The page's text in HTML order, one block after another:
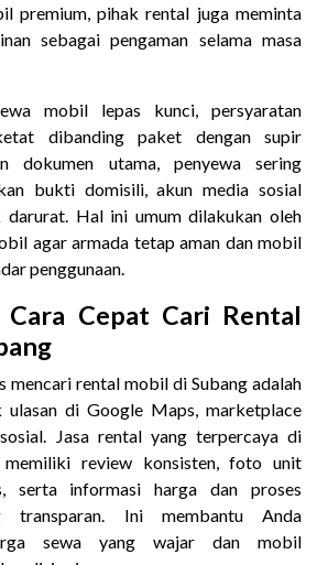
premium, pihak rental juga meminta
sebagai pengaman selama masa
mobil lepas kunci, persyaratan
dibanding paket dengan supir
dokumen utama, penyewa sering
bukti domisili, akun media sosial
Hal ini umum dilakukan oleh
agar armada tetap aman dan mobil
penggunaan.
Cara Cepat Cari Rental
mencari rental mobil di Subang adalah
ulasan di Google Maps, marketplace
Jasa rental yang terpercaya di
memiliki review konsisten, foto unit
serta informasi harga dan proses
transparan. Ini membantu Anda
sewa yang wajar dan mobil